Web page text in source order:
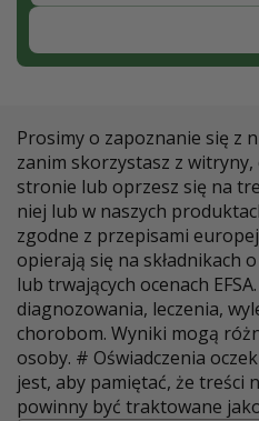
Prosimy o zapoznanie się z
zanim skorzystasz z
stronie lub oprzesz się na
niej lub w naszych
zgodne z przepisami
opierają się na składnikach
lub trwających ocenach
diagnozowania, leczenia,
chorobom. Wyniki mogą
osoby. # Oświadczenia
jest, aby pamiętać, że treści
powinny być traktowane